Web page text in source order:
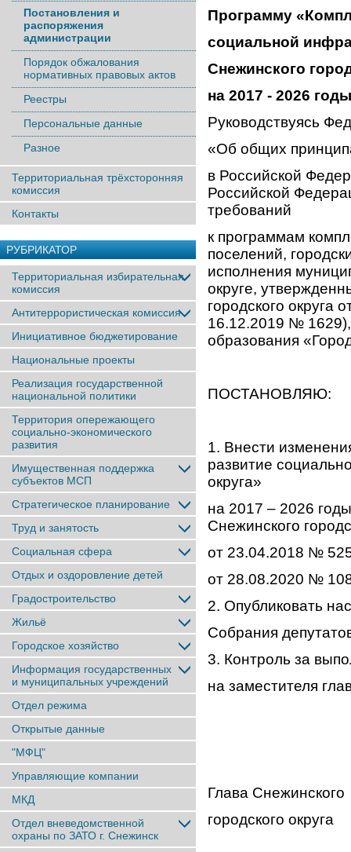
Постановления и
распоряжения
администрации
Порядок обжалования
нормативных правовых актов
Реестры
Персональные данные
Разное
Территориальная трёхсторонняя
комиссия
Контакты
РУБРИКАТОР
Территориальная избирательная
комиссия
Антитеррористическая комиссия
Инициативное бюджетирование
Национальные проекты
Реализация государственной
национальной политики
Территория опережающего
социально-экономического
развития
Имущественная поддержка
субъектов МСП
Стратегическое планирование
Труд и занятость
Социальная сфера
Отдых и оздоровление детей
Градостроительство
Жильё
Городское хозяйство
Информация государственных
и муниципальных учреждений
Отдел режима
Открытые данные
"МФЦ"
Управляющие компании
МКД
Отдел вневедомственной
охраны по ЗАТО г. Снежинск
Программу
социальной
Снежинского
на 2017 - 2026 годы
Руководствуясь
«Об общих
в Российской
Российской
требований
к программам
поселений,
исполнения
округе,
городского
16.12.2019 № 1629),
образования
ПОСТАНОВЛЯЮ:
1. Внести
развитие
округа»
на 2017 – 2026
Снежинского
от 23.04.2018 №
от 28.08.2020 №
2. Опубликовать
Собрания
3. Контроль за
на заместителя
Глава Снежинского